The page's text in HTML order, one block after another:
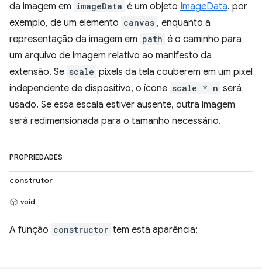
da imagem em imageData é um objeto ImageData. por
exemplo, de um elemento canvas , enquanto a
representação da imagem em path é o caminho para
um arquivo de imagem relativo ao manifesto da
extensão. Se scale pixels da tela couberem em um pixel
independente de dispositivo, o ícone scale * n será
usado. Se essa escala estiver ausente, outra imagem
será redimensionada para o tamanho necessário.
PROPRIEDADES
construtor
void
A função constructor tem esta aparência: